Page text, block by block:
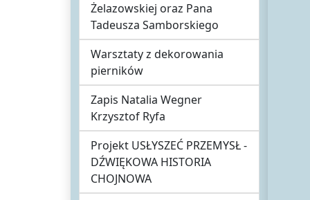
Żelazowskiej oraz Pana
Tadeusza Samborskiego
Warsztaty z dekorowania
pierników
Zapis Natalia Wegner
Krzysztof Ryfa
Projekt USŁYSZEĆ PRZEMYSŁ -
DŹWIĘKOWA HISTORIA
CHOJNOWA